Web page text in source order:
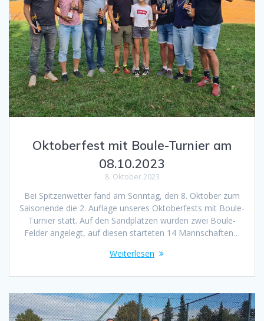
Oktoberfest mit Boule-Turnier am
08.10.2023
8. Oktober 2023
Bei Spitzenwetter fand am Sonntag, den 8. Oktober zum
Saisonende die 2. Auflage unseres Oktoberfests mit Boule-
Turnier statt. Auf den Sandplätzen wurden zwei Boule-
Felder angelegt, auf diesen starteten 14 Mannschaften…
Weiterlesen